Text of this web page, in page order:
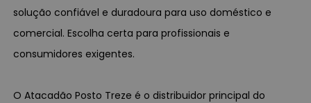
solução confiável e duradoura para uso doméstico e
comercial. Escolha certa para profissionais e
consumidores exigentes.
O Atacadão Posto Treze é o distribuidor principal do